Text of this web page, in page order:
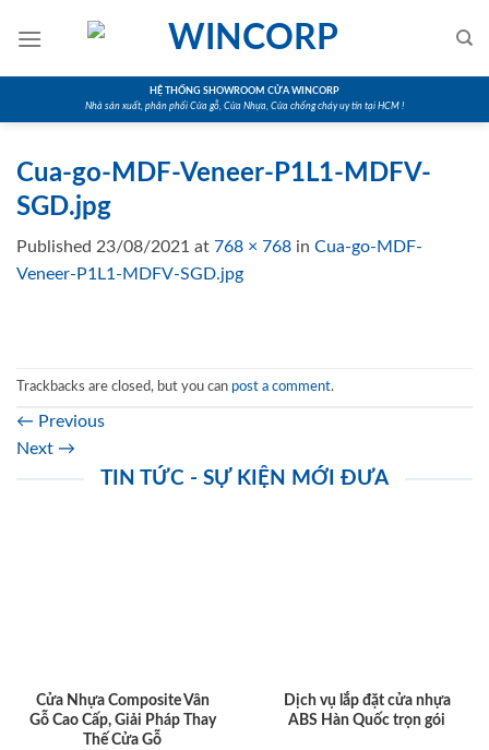
HỆ THỐNG SHOWROOM CỬA WINCORP
Nhà sản xuất, phân phối Cửa gỗ, Cửa Nhựa, Cửa chống cháy uy tín tại HCM !
Cua-go-MDF-Veneer-P1L1-MDFV-
SGD.jpg
Published 23/08/2021 at 768 × 768 in Cua-go-MDF-
Veneer-P1L1-MDFV-SGD.jpg
Trackbacks are closed, but you can post a comment.
← Previous
Next →
TIN TỨC - SỰ KIỆN MỚI ĐƯA
Cửa Nhựa Composite Vân
Gỗ Cao Cấp, Giải Pháp Thay
Thế Cửa Gỗ
Dịch vụ lắp đặt cửa nhựa
ABS Hàn Quốc trọn gói